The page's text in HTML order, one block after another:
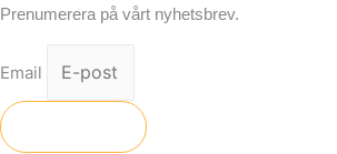
Prenumerera på vårt nyhetsbrev.
Email